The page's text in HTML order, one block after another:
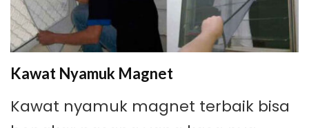
Kawat Nyamuk Magnet
Kawat nyamuk magnet terbaik bisa